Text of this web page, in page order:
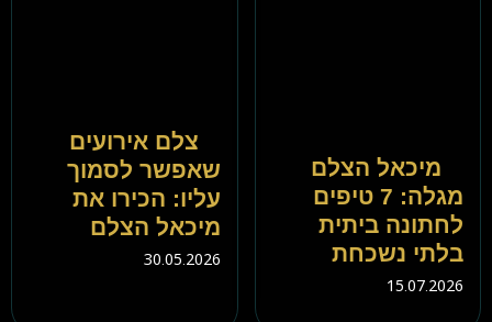
מיכאל הצלם
מגלה: 7 טיפים
לחתונה ביתית
בלתי נשכחת
15.07.2026
צלם אירועים
שאפשר לסמוך
עליו: הכירו את
מיכאל הצלם
30.05.2026